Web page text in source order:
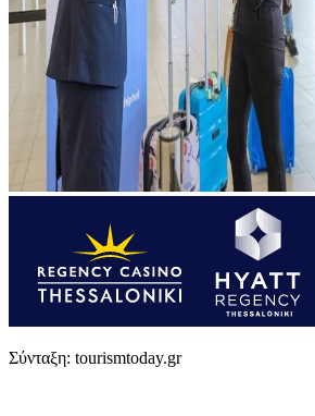
Σύνταξη: tourismtoday.gr